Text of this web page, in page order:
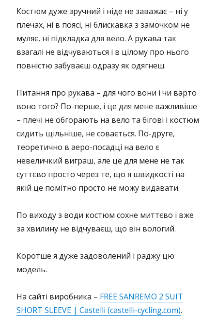
Костюм дуже зручний і ніде не заважає – ні у
плечах, ні в поясі, ні блискавка з замочком не
муляє, ні підкладка для вело. А рукава так
взагалі не відчуваються і в цілому про нього
повністю забуваєш одразу як одягнеш.
Питання про рукава – для чого вони і чи варто
воно того? По-перше, і це для мене важливіше
– плечі не обгорають на вело та бігові і костюм
сидить щільніше, не совається. По-друге,
теоретично в аеро-посадці на вело є
невеличкий виграш, але це для мене не так
суттєво просто через те, що я швидкості на
якій це помітно просто не можу видавати.
По виходу з води костюм сохне миттєво і вже
за хвилину не відчуваєш, що він вологий.
Коротше я дуже задоволений і раджу цю
модель.
На сайті виробника – FREE SANREMO 2 SUIT
SHORT SLEEVE | Castelli (castelli-cycling.com).